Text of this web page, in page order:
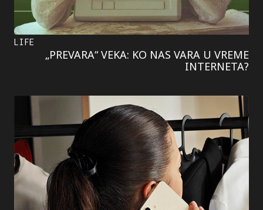
LIFE
„PREVARA“ VEKA: KO NAS VARA U VREME
INTERNETA?